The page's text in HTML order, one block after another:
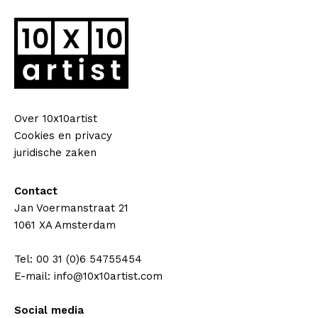
Over 10x10artist
Cookies en privacy
juridische zaken
Contact
Jan Voermanstraat 21
1061 XA Amsterdam
Tel: 00 31 (0)6 54755454
E-mail: info@10x10artist.com
Social media